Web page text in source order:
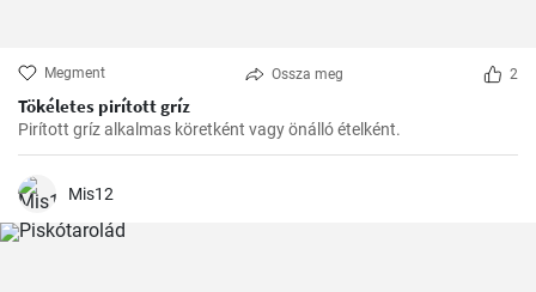
Megment Ossza meg 2
Tökéletes pirított gríz
Pirított gríz alkalmas köretként vagy önálló ételként.
Mis12